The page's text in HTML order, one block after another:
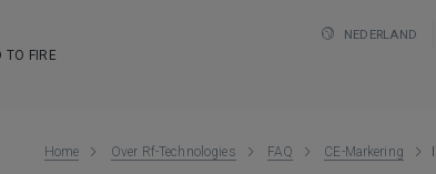
TO FIRE
NEDERLAND
Home Over Rf-Technologies FAQ CE-Markering